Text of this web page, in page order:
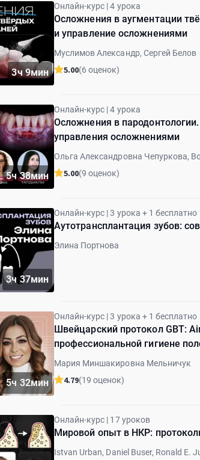
3ч 9мин
Онлайн-курс | 4 урока
Осложнения в аугментации
и управление осложнениями
Муслимов Александр, Сергей Белов
5.00(6 оценок)
5ч 38мин
Онлайн-курс | 4 урока
Осложнения в
управления осложнениями
Ольга Александровна Чепуркова,
5.00(9 оценок)
3ч 37мин
Онлайн-курс | 3 урока + 1 бесплатно
Аутотрансплантация зубов:
Элина Портнова
5ч 32мин
Онлайн-курс | 3 урока + 1 бесплатно
Швейцарский протокол GBT:
профессиональной гигиене
Мария Миншакировна Мельничук
4.79(19 оценок)
Онлайн-курс | 17 уроков
Мировой опыт в НКР:
Istvan Urban, Daniel Buser, Ronald E.